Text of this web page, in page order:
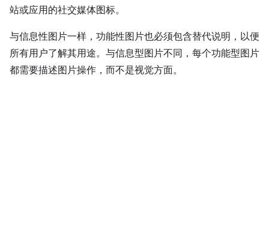
站或应用的社交媒体图标。
与信息性图片一样，功能性图片也必须包含替代说明，以便
所有用户了解其用途。与信息型图片不同，每个功能型图片
都需要描述图片操作，而不是视觉方面。